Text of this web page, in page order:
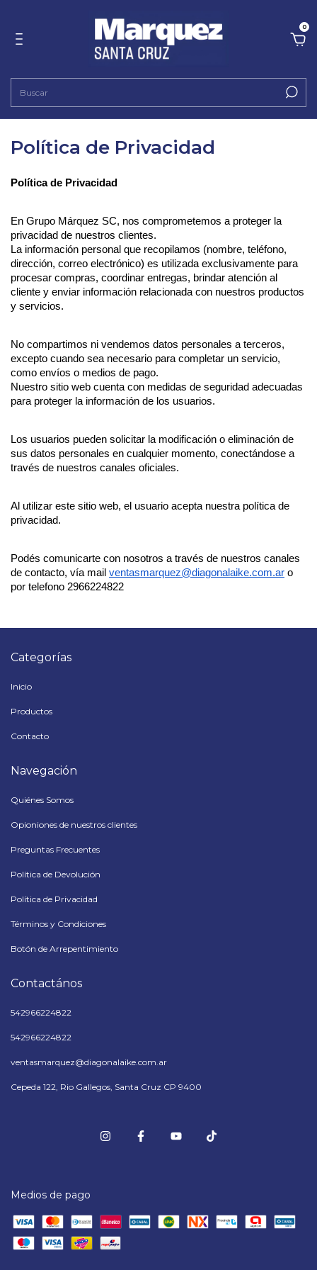
0
Política de Privacidad
Política de Privacidad
En Grupo Márquez SC, nos comprometemos a proteger la
privacidad de nuestros clientes.
La información personal que recopilamos (nombre, teléfono,
dirección, correo electrónico) es utilizada exclusivamente para
procesar compras, coordinar entregas, brindar atención al
cliente y enviar información relacionada con nuestros productos
y servicios.
No compartimos ni vendemos datos personales a terceros,
excepto cuando sea necesario para completar un servicio,
como envíos o medios de pago.
Nuestro sitio web cuenta con medidas de seguridad adecuadas
para proteger la información de los usuarios.
Los usuarios pueden solicitar la modificación o eliminación de
sus datos personales en cualquier momento, conectándose a
través de nuestros canales oficiales.
Al utilizar este sitio web, el usuario acepta nuestra política de
privacidad.
Podés comunicarte con nosotros a través de nuestros canales
de contacto, vía mail ventasmarquez@diagonalaike.com.ar o
por telefono 2966224822
Categorías
Inicio
Productos
Contacto
Navegación
Quiénes Somos
Opioniones de nuestros clientes
Preguntas Frecuentes
Política de Devolución
Política de Privacidad
Términos y Condiciones
Botón de Arrepentimiento
Contactános
542966224822
542966224822
ventasmarquez@diagonalaike.com.ar
Cepeda 122, Rio Gallegos, Santa Cruz CP 9400
Medios de pago